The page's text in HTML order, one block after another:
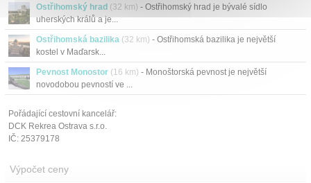
Ostřihomský hrad (32 km) - Ostřihomský hrad je bývalé sídlo
uherských králů a je...
Ostřihomská bazilika (32 km) - Ostřihomská bazilika je největší
kostel v Maďarsk...
Pevnost Monostor (16 km) - Monoštorská pevnost je největší
novodobou pevností ve ...
Pořádající cestovní kancelář:
DCK Rekrea Ostrava s.r.o.
IČ: 25379178
Výpočet ceny